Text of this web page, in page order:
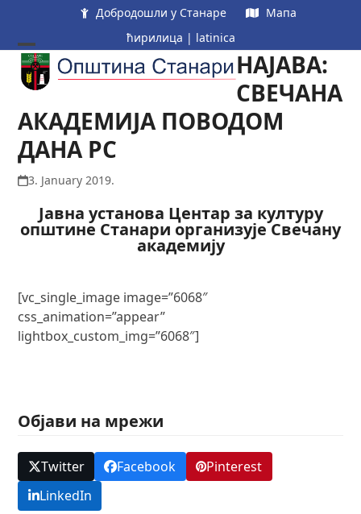
content
Добродошли у Станаре
Мапа
ћирилица | latinica
Open
mobile
menu
Close
mobile
menu
НАЈАВА:
СВЕЧАНА
АКАДЕМИЈА ПОВОДОМ
ДАНА РС
3. January 2019.
Јавна
установа
општине
Станари
организује
Свечану
Српске.
Свечана
академија
ће
се
одржати
Јавна установа Центар за културу
општине Станари организује Свечану
академију по
[vc_single_image image=”6068″
css_animation=”appear”
lightbox_custom_img=”6068″]
Објави на мрежи
Twitter Facebook
Pinterest
LinkedIn